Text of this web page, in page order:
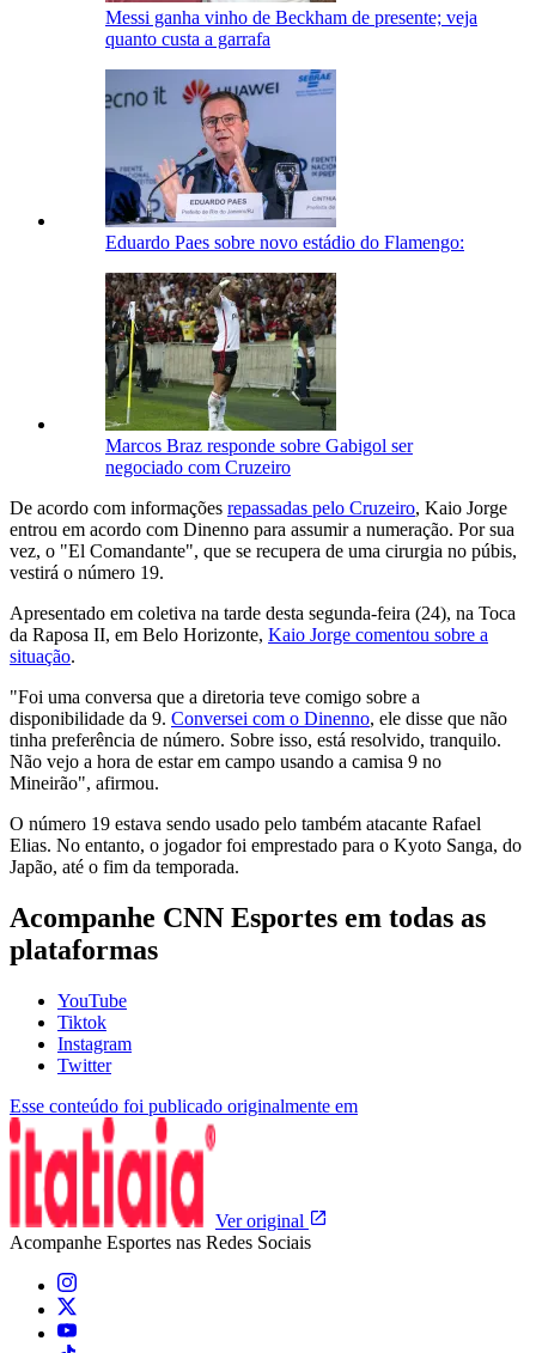
Messi ganha vinho de Beckham de presente; veja
quanto custa a garrafa
Eduardo Paes sobre novo estádio do Flamengo:
Marcos Braz responde sobre Gabigol ser
negociado com Cruzeiro
De acordo com informações repassadas pelo Cruzeiro, Kaio Jorge
entrou em acordo com Dinenno para assumir a numeração. Por sua
vez, o "El Comandante", que se recupera de uma cirurgia no púbis,
vestirá o número 19.
Apresentado em coletiva na tarde desta segunda-feira (24), na Toca
da Raposa II, em Belo Horizonte, Kaio Jorge comentou sobre a
situação.
"Foi uma conversa que a diretoria teve comigo sobre a
disponibilidade da 9. Conversei com o Dinenno, ele disse que não
tinha preferência de número. Sobre isso, está resolvido, tranquilo.
Não vejo a hora de estar em campo usando a camisa 9 no
Mineirão", afirmou.
O número 19 estava sendo usado pelo também atacante Rafael
Elias. No entanto, o jogador foi emprestado para o Kyoto Sanga, do
Japão, até o fim da temporada.
Acompanhe CNN Esportes em todas as
plataformas
YouTube
Tiktok
Instagram
Twitter
Esse conteúdo foi publicado originalmente em
Ver original
Acompanhe Esportes nas Redes Sociais